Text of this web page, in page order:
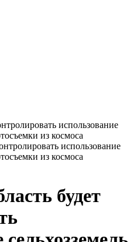
использование
из космоса
будет